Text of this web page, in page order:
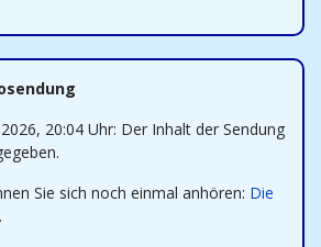
20:04 Uhr: Der Inhalt der Sendung
Sie sich noch einmal anhören: Die
.